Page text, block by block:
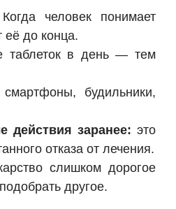
Когда человек понимает
её до конца.
таблеток в день — тем
смартфоны, будильники,
действия заранее: это
отказа от лечения.
слишком дорогое
другое.